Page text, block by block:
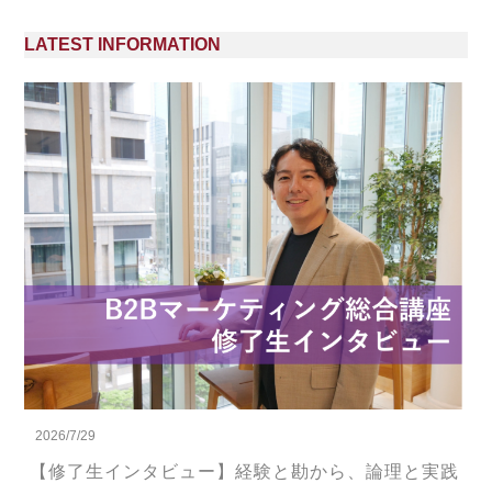
LATEST INFORMATION
2026/7/29
【修了生インタビュー】経験と勘から、論理と実践